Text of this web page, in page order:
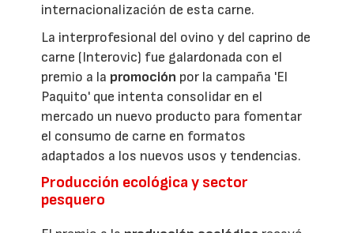
internacionalización de esta carne.
La interprofesional del ovino y del caprino de
carne (Interovic) fue galardonada con el
premio a la promoción por la campaña 'El
Paquito' que intenta consolidar en el
mercado un nuevo producto para fomentar
el consumo de carne en formatos
adaptados a los nuevos usos y tendencias.
Producción ecológica y sector
pesquero